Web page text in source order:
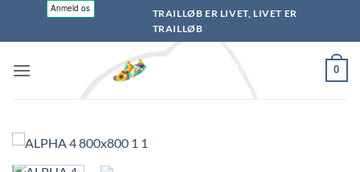
TRAILLØB ER LIVET, LIVET ER
TRAILLØB
0